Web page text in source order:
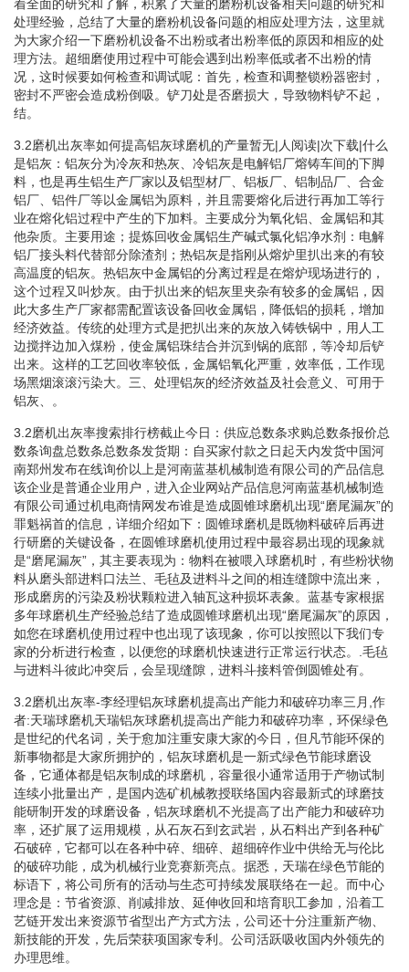
着全面的研究和了解，积累了大量的磨粉机设备相关问题的研究和
处理经验，总结了大量的磨粉机设备问题的相应处理方法，这里就
为大家介绍一下磨粉机设备不出粉或者出粉率低的原因和相应的处
理方法。超细磨使用过程中可能会遇到出粉率低或者不出粉的情
况，这时候要如何检查和调试呢：首先，检查和调整锁粉器密封，
密封不严密会造成粉倒吸。铲刀处是否磨损大，导致物料铲不起，
结。
3.2磨机出灰率如何提高铝灰球磨机的产量暂无|人阅读|次下载|什么
是铝灰：铝灰分为冷灰和热灰、冷铝灰是电解铝厂熔铸车间的下脚
料，也是再生铝生产厂家以及铝型材厂、铝板厂、铝制品厂、合金
铝厂、铝件厂等以金属铝为原料，并且需要熔化后进行再加工等行
业在熔化铝过程中产生的下加料。主要成分为氧化铝、金属铝和其
他杂质。主要用途；提炼回收金属铝生产碱式氯化铝净水剂：电解
铝厂接头料代替部分除渣剂；热铝灰是指刚从熔炉里扒出来的有较
高温度的铝灰。热铝灰中金属铝的分离过程是在熔炉现场进行的，
这个过程又叫炒灰。由于扒出来的铝灰里夹杂有较多的金属铝，因
此大多生产厂家都需配置该设备回收金属铝，降低铝的损耗，增加
经济效益。传统的处理方式是把扒出来的灰放入铸铁锅中，用人工
边搅拌边加入煤粉，使金属铝珠结合并沉到锅的底部，等冷却后铲
出来。这样的工艺回收率较低，金属铝氧化严重，效率低，工作现
场黑烟滚滚污染大。三、处理铝灰的经济效益及社会意义、可用于
铝灰、。
3.2磨机出灰率搜索排行榜截止今日：供应总数条求购总数条报价总
数条询盘总数条总数条发货期：自买家付款之日起天内发货中国河
南郑州发布在线询价以上是河南蓝基机械制造有限公司的产品信息
该企业是普通企业用户，进入企业网站产品信息河南蓝基机械制造
有限公司通过机电商情网发布谁是造成圆锥球磨机出现“磨尾漏灰”的
罪魁祸首的信息，详细介绍如下：圆锥球磨机是既物料破碎后再进
行研磨的关键设备，在圆锥球磨机使用过程中最容易出现的现象就
是“磨尾漏灰”，其主要表现为：物料在被喂入球磨机时，有些粉状物
料从磨头部进料口法兰、毛毡及进料斗之间的相连缝隙中流出来，
形成磨房的污染及粉状颗粒进入轴瓦这种损坏表象。蓝基专家根据
多年球磨机生产经验总结了造成圆锥球磨机出现“磨尾漏灰”的原因，
如您在球磨机使用过程中也出现了该现象，你可以按照以下我们专
家的分析进行检查，以便您的球磨机快速进行正常运行状态。.毛毡
与进料斗彼此冲突后，会呈现缝隙，进料斗接料管倒圆锥处有。
3.2磨机出灰率-李经理铝灰球磨机提高出产能力和破碎功率三月,作
者:天瑞球磨机天瑞铝灰球磨机提高出产能力和破碎功率，环保绿色
是世纪的代名词，关于愈加注重安康大家的今日，但凡节能环保的
新事物都是大家所拥护的，铝灰球磨机是一新式绿色节能球磨设
备，它通体都是铝灰制成的球磨机，容量很小通常适用于产物试制
连续小批量出产，是国内选矿机械教授联络国内容最新式的球磨技
能研制开发的球磨设备，铝灰球磨机不光提高了出产能力和破碎功
率，还扩展了运用规模，从石灰石到玄武岩，从石料出产到各种矿
石破碎，它都可以在各种中碎、细碎、超细碎作业中供给无与伦比
的破碎功能，成为机械行业竞赛新亮点。据悉，天瑞在绿色节能的
标语下，将公司所有的活动与生态可持续发展联络在一起。而中心
理念是：节省资源、削减排放、延伸收回和培育职工参加，沿着工
艺链开发出来资源节省型出产方式方法，公司还十分注重新产物、
新技能的开发，先后荣获项国家专利。公司活跃吸收国内外领先的
办理思维。